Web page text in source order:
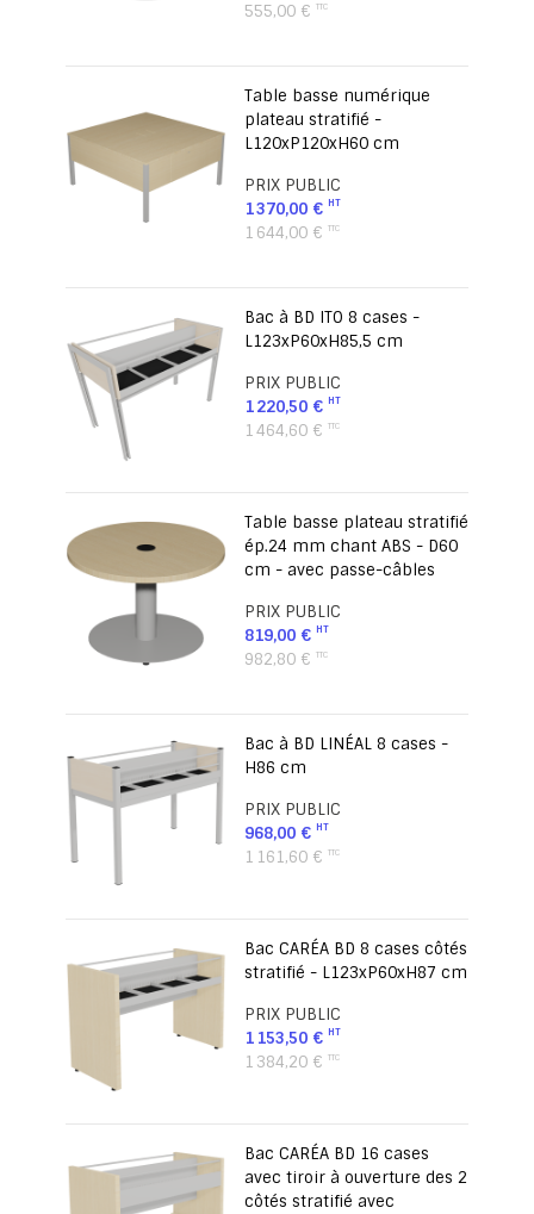
555,00 €
Table basse numérique
plateau stratifié -
L120xP120xH60 cm
PRIX PUBLIC
1 370,00 €
1 644,00 €
Bac à BD ITO 8 cases -
L123xP60xH85,5 cm
PRIX PUBLIC
1 220,50 €
1 464,60 €
Table basse plateau stratifié
ép.24 mm chant ABS - D60
cm - avec passe-câbles
PRIX PUBLIC
819,00 €
982,80 €
Bac à BD LINÉAL 8 cases -
H86 cm
PRIX PUBLIC
968,00 €
1 161,60 €
Bac CARÉA BD 8 cases côtés
stratifié - L123xP60xH87 cm
PRIX PUBLIC
1 153,50 €
1 384,20 €
Bac CARÉA BD 16 cases
avec tiroir à ouverture des 2
côtés stratifié avec